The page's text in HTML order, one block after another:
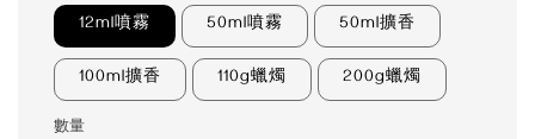
12ml噴霧 50ml噴霧 50ml擴香
100ml擴香 110g蠟燭 200g蠟燭
數量